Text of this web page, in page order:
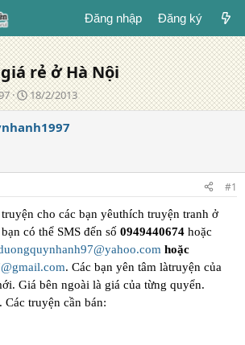
Đăng nhập Đăng ký
rẻ ở Hà Nội
N
g
à
g
18/2/2013
#1
cho các bạn yêuthích truyện tranh ở
có thể SMS đến số 0949440674 hoặc
hoặc
. Các bạn yên tâm làtruyện của
Giá bên ngoài là giá của từng quyển.
truyện cần bán: